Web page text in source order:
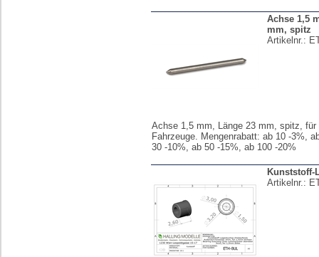
Achse 1,5
mm, spitz
Artikelnr.:
Achse 1,5 mm, Länge 23 mm, spitz, für
Fahrzeuge. Mengenrabatt: ab 10 -3%,
30 -10%, ab 50 -15%, ab 100 -20%
Kunststoff-
Artikelnr.: